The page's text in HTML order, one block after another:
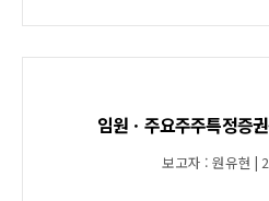
임원ㆍ주요주주특정증
보고자 : 원유현 |